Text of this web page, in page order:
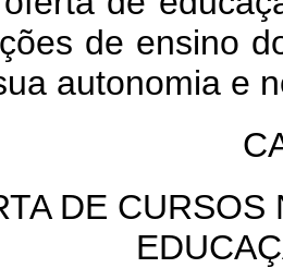
de ensino
autonomia e
DE